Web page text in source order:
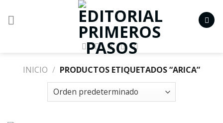
INICIO / PRODUCTOS ETIQUETADOS “ARICA”